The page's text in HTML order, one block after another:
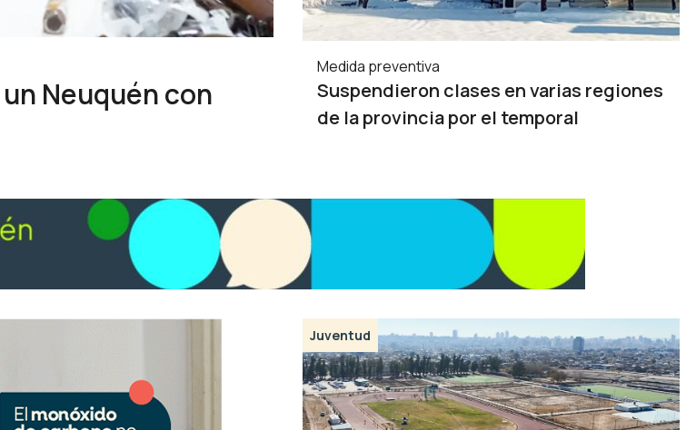
Neuquén con
Medida preventiva
Suspendieron clases en varias regiones
de la provincia por el temporal
Juventud